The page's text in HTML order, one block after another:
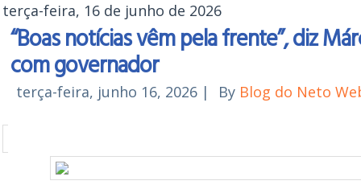
terça-feira, 16 de junho de 2026
“Boas notícias vêm pela frente”, diz
com governador
terça-feira, junho 16, 2026 | By Blog do Neto